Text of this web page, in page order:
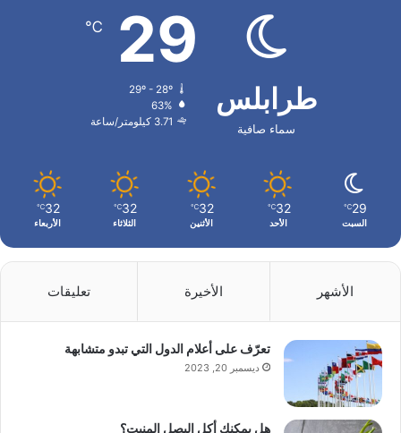
طرابلس
سماء صافية
29
℃
29º - 28º
63%
3.71 كيلومتر/ساعة
29
℃
السبت
32
℃
الأحد
32
℃
الأثنين
32
℃
الثلاثاء
32
℃
الأربعاء
الأشهر الأخيرة تعليقات
تعرّف على أعلام الدول التي تبدو متشابهة
ديسمبر 20, 2023
هل يمكنك أكل البصل المنبت؟